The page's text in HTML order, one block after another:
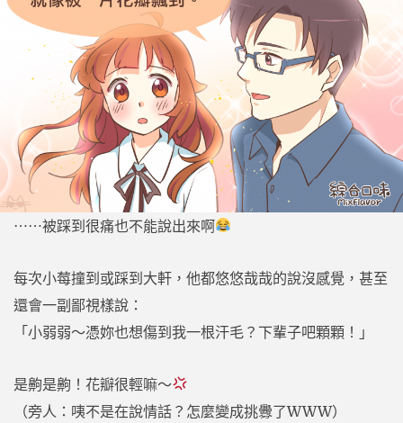
⋯⋯被踩到很痛也不能說出來啊
每次小莓撞到或踩到大軒，他都悠悠哉哉的說沒感覺，甚至
還會一副鄙視樣說：
「小弱弱～憑妳也想傷到我一根汗毛？下輩子吧顆顆！」
是齁是齁！花瓣很輕嘛～
（旁人：咦不是在說情話？怎麼變成挑釁了WWW）